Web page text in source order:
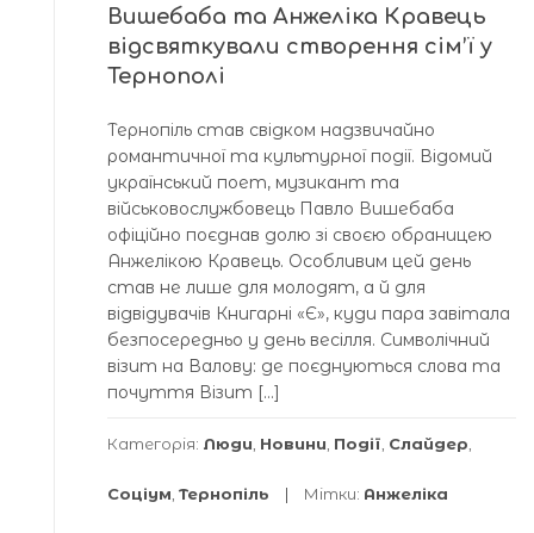
Вишебаба та Анжеліка Кравець
відсвяткували створення сім’ї у
Тернополі
Тернопіль став свідком надзвичайно
романтичної та культурної події. Відомий
український поет, музикант та
військовослужбовець Павло Вишебаба
офіційно поєднав долю зі своєю обраницею
Анжелікою Кравець. Особливим цей день
став не лише для молодят, а й для
відвідувачів Книгарні «Є», куди пара завітала
безпосередньо у день весілля. Символічний
візит на Валову: де поєднуються слова та
почуття Візит […]
Категорія: Люди Новини Події Слайдер
Соціум Тернопіль Мітки: Анжеліка